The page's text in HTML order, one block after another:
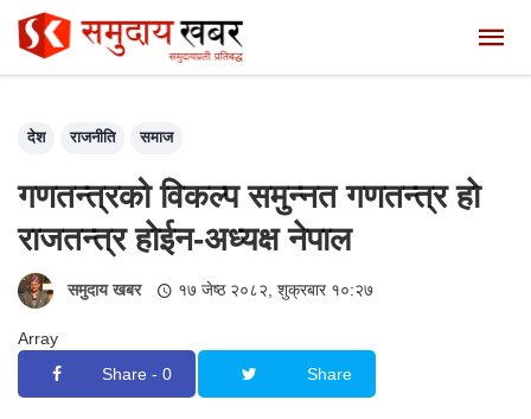
देश राजनीति समाज
गणतन्त्रको विकल्प समुन्नत गणतन्त्र हाे
राजतन्त्र हाेईन-अध्यक्ष नेपाल
समुदाय खबर १७ जेष्ठ २०८२, शुक्रबार १०:२७
Array
Share - 0
Share